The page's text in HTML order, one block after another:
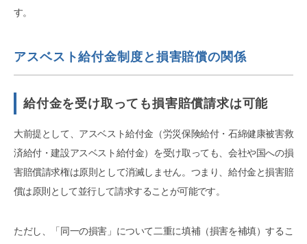
す。
アスベスト給付金制度と損害賠償の関係
給付金を受け取っても損害賠償請求は可能
大前提として、アスベスト給付金（労災保険給付・石綿健康被害救
済給付・建設アスベスト給付金）を受け取っても、会社や国への損
害賠償請求権は原則として消滅しません。つまり、給付金と損害賠
償は原則として並行して請求することが可能です。
ただし、「同一の損害」について二重に填補（損害を補填）するこ